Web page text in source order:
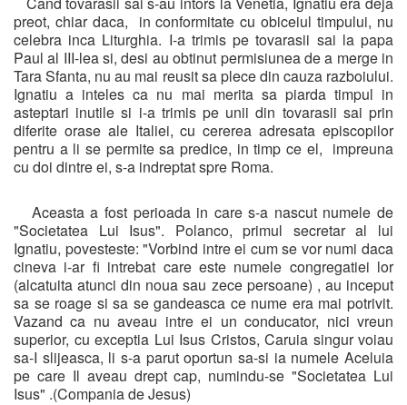
preot, chiar daca, in conformitate cu obiceiul timpului, nu
celebra inca Liturghia. I-a trimis pe tovarasii sai la papa
Paul al III-lea si, desi au obtinut permisiunea de a merge in
Tara Sfanta, nu au mai reusit sa plece din cauza razboiului.
Ignatiu a inteles ca nu mai merita sa piarda timpul in
asteptari inutile si i-a trimis pe unii din tovarasii sai prin
diferite orase ale Italiei, cu cererea adresata episcopilor
pentru a li se permite sa predice, in timp ce el, impreuna
cu doi dintre ei, s-a indreptat spre Roma.
Aceasta a fost perioada in care s-a nascut numele de
"Societatea Lui Isus". Polanco, primul secretar al lui
Ignatiu, povesteste: "Vorbind intre ei cum se vor numi daca
cineva i-ar fi intrebat care este numele congregatiei lor
(alcatuita atunci din noua sau zece persoane) , au inceput
sa se roage si sa se gandeasca ce nume era mai potrivit.
Vazand ca nu aveau intre ei un conducator, nici vreun
superior, cu exceptia Lui Isus Cristos, Caruia singur voiau
sa-I slijeasca, li s-a parut oportun sa-si ia numele Aceluia
pe care Il aveau drept cap, numindu-se "Societatea Lui
Isus" .(Compania de Jesus)